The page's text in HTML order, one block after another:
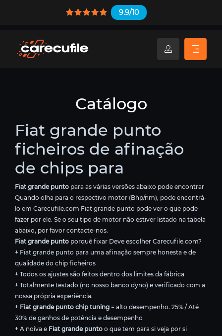
9.9/10
Catálogo
Fiat grande punto
ficheiros de afinação
de chips para
Fiat grande punto para as várias versões abaixo pode encontrar
Quando olha para o respectivo motor (Bhp/nm), pode encontrá-
lo em Carecufile.com Fiat grande punto pode ver o que pode
fazer por ele. Se o seu tipo de motor não estiver listado na tabela
abaixo, por favor contacte-nos.
Fiat grande punto porquê fixar Deve escolher Carecufile.com?
+ Fiat grande punto para uma afinação sempre honesta e de
qualidade do chip ficheiros
+ Todos os ajustes são feitos dentro dos limites da fábrica
+ Totalmente testado (no nosso banco dyno) e verificado com a
nossa própria experiência.
+ Fiat grande punto chip tuning = alto desempenho. 25% / Até
30% de ganhos de potência e desempenho
+ A noiva e Fiat grande punto o que tem para si veja por si